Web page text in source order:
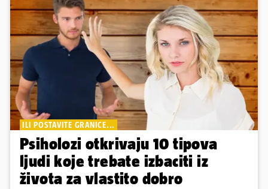
ILI POSTAVITE GRANICE...
Psiholozi otkrivaju 10 tipova
ljudi koje trebate izbaciti iz
života za vlastito dobro